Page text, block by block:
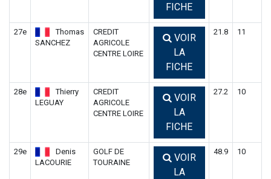
FICHE
27e
Thomas
SANCHEZ
CREDIT
AGRICOLE
CENTRE LOIRE
VOIR
LA
FICHE
21.8 11
28e
Thierry
LEGUAY
CREDIT
AGRICOLE
CENTRE LOIRE
VOIR
LA
FICHE
27.2 10
29e
Denis
LACOURIE
GOLF DE
TOURAINE
VOIR
LA
48.9 10